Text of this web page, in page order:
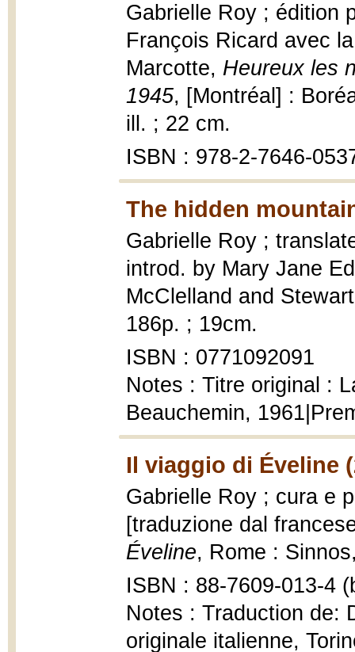
Gabrielle Roy ; édition
François Ricard avec
Marcotte, Heureux les
1945, [Montréal] :
ill. ; 22 cm.
ISBN : 978-2-7646-
The hidden
Gabrielle Roy ;
introd. by Mary Jane
McClelland and
186p. ; 19cm.
ISBN : 0771092091
Notes : Titre original :
Beauchemin,
Il viaggio di Éveline
Gabrielle Roy ; cura e
[traduzione dal
Éveline, Rome :
ISBN : 88-7609-013-4
Notes : Traduction de:
originale italienne,